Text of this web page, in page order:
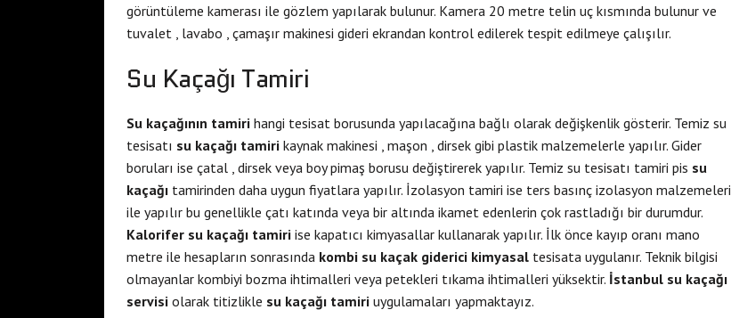
görüntüleme kamerası ile gözlem yapılarak bulunur. Kamera 20 metre telin uç kısmında bulunur ve
tuvalet , lavabo , çamaşır makinesi gideri ekrandan kontrol edilerek tespit edilmeye çalışılır.
Su Kaçağı Tamiri
Su kaçağının tamiri hangi tesisat borusunda yapılacağına bağlı olarak değişkenlik gösterir. Temiz su
tesisatı su kaçağı tamiri kaynak makinesi , maşon , dirsek gibi plastik malzemelerle yapılır. Gider
boruları ise çatal , dirsek veya boy pimaş borusu değiştirerek yapılır. Temiz su tesisatı tamiri pis su
kaçağı tamirinden daha uygun fiyatlara yapılır. İzolasyon tamiri ise ters basınç izolasyon malzemeleri
ile yapılır bu genellikle çatı katında veya bir altında ikamet edenlerin çok rastladığı bir durumdur.
Kalorifer su kaçağı tamiri ise kapatıcı kimyasallar kullanarak yapılır. İlk önce kayıp oranı mano
metre ile hesapların sonrasında kombi su kaçak giderici kimyasal tesisata uygulanır. Teknik bilgisi
olmayanlar kombiyi bozma ihtimalleri veya petekleri tıkama ihtimalleri yüksektir. İstanbul su kaçağı
servisi olarak titizlikle su kaçağı tamiri uygulamaları yapmaktayız.